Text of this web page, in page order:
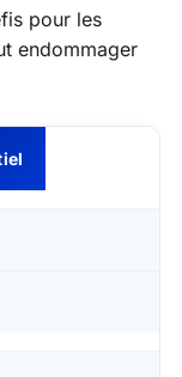
pour les
endommager